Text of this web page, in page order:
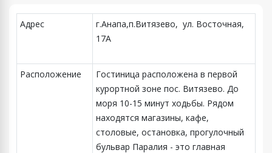
Адрес
г.Анапа,п.Витязево, ул. Восточная,
17А
Расположение
Гостиница расположена в первой
курортной зоне пос. Витязево. До
моря 10-15 минут ходьбы. Рядом
находятся магазины, кафе,
столовые, остановка, прогулочный
бульвар Паралия - это главная